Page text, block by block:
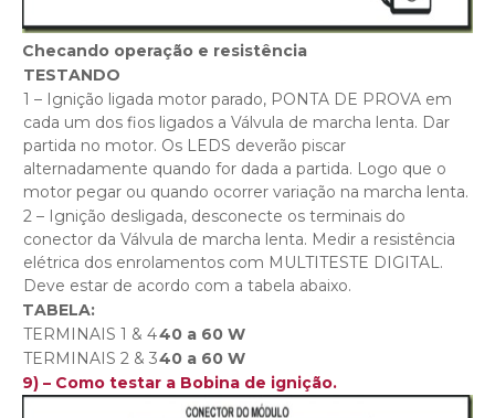
Checando operação e resistência
TESTANDO
1 – Ignição ligada motor parado, PONTA DE PROVA em
cada um dos fios ligados a Válvula de marcha lenta. Dar
partida no motor. Os LEDS deverão piscar
alternadamente quando for dada a partida. Logo que o
motor pegar ou quando ocorrer variação na marcha lenta.
2 – Ignição desligada, desconecte os terminais do
conector da Válvula de marcha lenta. Medir a resistência
elétrica dos enrolamentos com MULTITESTE DIGITAL.
Deve estar de acordo com a tabela abaixo.
TABELA:
TERMINAIS 1 & 440 a 60 W
TERMINAIS 2 & 340 a 60 W
9) – Como testar a Bobina de ignição.